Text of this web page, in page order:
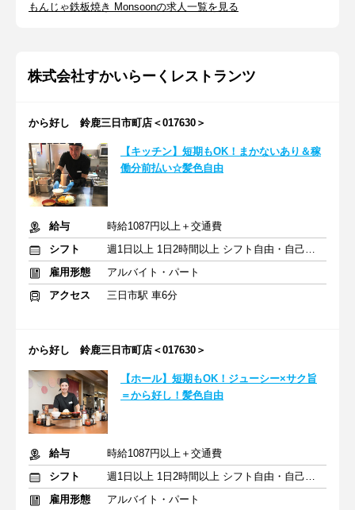
もんじゃ鉄板焼き Monsoonの求人一覧を見る
株式会社すかいらーくレストランツ
から好し 鈴鹿三日市町店＜017630＞
【キッチン】短期もOK！まかないあり＆稼
働分前払い☆髪色自由
給与
時給1087円以上＋交通費
シフト
週1日以上 1日2時間以上 シフト自由・自己申告
雇用形態
アルバイト・パート
アクセス
三日市駅 車6分
から好し 鈴鹿三日市町店＜017630＞
【ホール】短期もOK！ジューシー×サク旨
＝から好し！髪色自由
給与
時給1087円以上＋交通費
シフト
週1日以上 1日2時間以上 シフト自由・自己申告
雇用形態
アルバイト・パート